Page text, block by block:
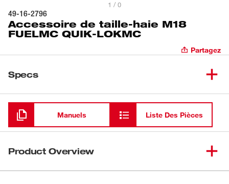
1 / 0
49-16-2796
Accessoire de taille-haie M18
FUELMC QUIK-LOKMC
Partagez
Specs
Chargement
Manuels Liste Des Pièces
Product Overview